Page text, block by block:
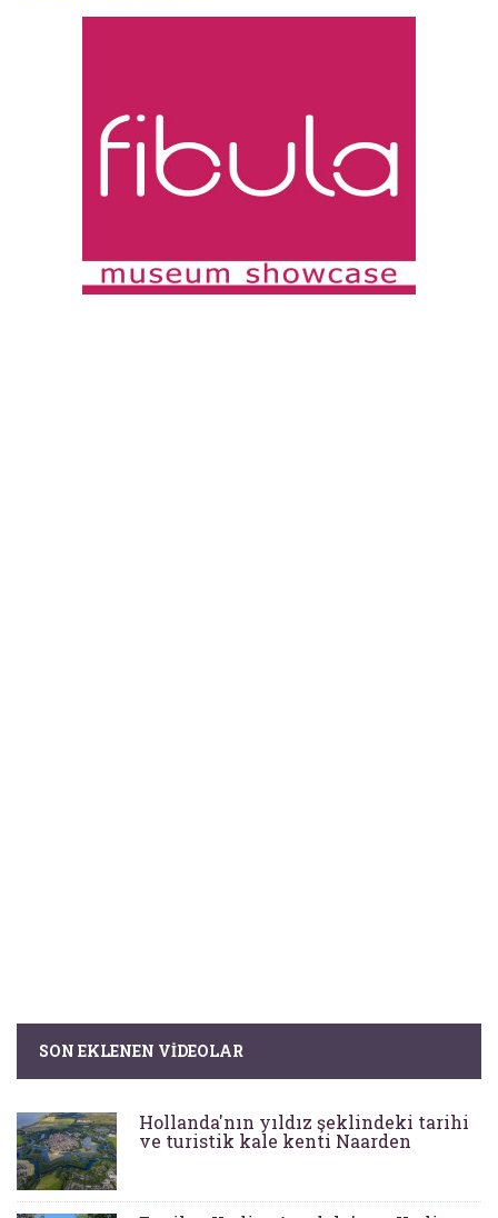
SON EKLENEN VIDEOLAR
Hollanda'nın yıldız şeklindeki tarihi
ve turistik kale kenti Naarden